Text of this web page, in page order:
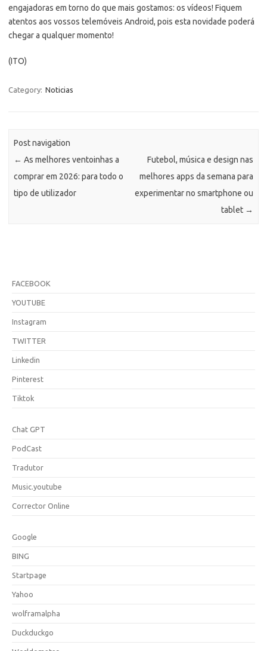
engajadoras em torno do que mais gostamos: os vídeos! Fiquem
atentos aos vossos telemóveis Android, pois esta novidade poderá
chegar a qualquer momento!
(ITO)
Category: Noticias
Post navigation
← As melhores ventoinhas a
comprar em 2026: para todo o
tipo de utilizador
Futebol, música e design nas
melhores apps da semana para
experimentar no smartphone ou
tablet →
FACEBOOK
YOUTUBE
Instagram
TWITTER
Linkedin
Pinterest
Tiktok
Chat GPT
PodCast
Tradutor
Music.youtube
Corrector Online
Google
BING
Startpage
Yahoo
wolframalpha
Duckduckgo